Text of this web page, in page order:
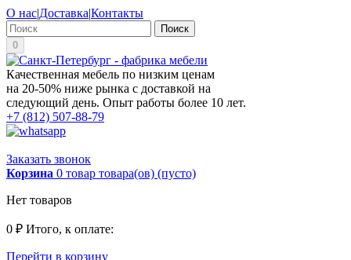
О нас|Доставка|Контакты
Поиск
0
Качественная мебель по низким ценам
на 20-50% ниже рынка с доставкой на
следующий день. Опыт работы более 10 лет.
+7 (812) 507-88-79
Заказать звонок
Корзина 0 товар товара(ов) (пусто)
Нет товаров
0 ₽ Итого, к оплате:
Перейти в корзину